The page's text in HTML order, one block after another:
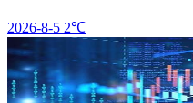
2026-8-5 2℃